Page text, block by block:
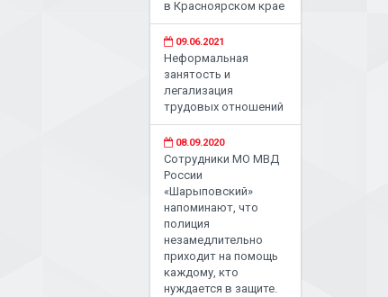
в Красноярском крае
09.06.2021
Неформальная
занятость и
легализация
трудовых отношений
08.09.2020
Сотрудники МО МВД
России
«Шарыповский»
напоминают, что
полиция
незамедлительно
приходит на помощь
каждому, кто
нуждается в защите.